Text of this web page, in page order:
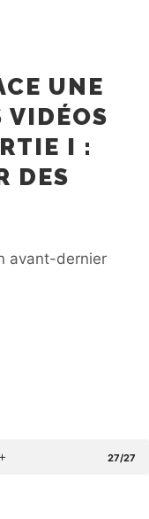
UNE
VIDÉOS
I :
DES
avant-dernier
27/27